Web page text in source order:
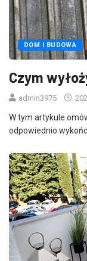
DOM I BUDOWA
Czym
admin3975
W tym artykule
odpowiednio